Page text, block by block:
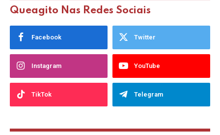
Queagito Nas Redes Sociais
Facebook Twitter
Instagram YouTube
TikTok Telegram